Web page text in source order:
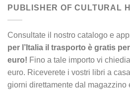
PUBLISHER OF CULTURAL
Consultate il nostro catalogo e
per l’Italia il trasporto è gratis
euro! Fino a tale importo vi
euro. Riceverete i vostri libri a
giorni direttamente dal magazzino